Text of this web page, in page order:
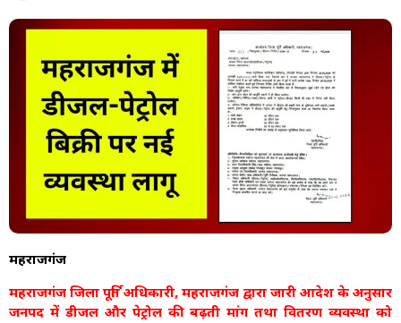
महराजगंज
महराजगंज जिला पूर्ति अधिकारी, महराजगंज द्वारा जारी आदेश के अनुसार
जनपद में डीजल और पेट्रोल की बढ़ती मांग तथा वितरण व्यवस्था को